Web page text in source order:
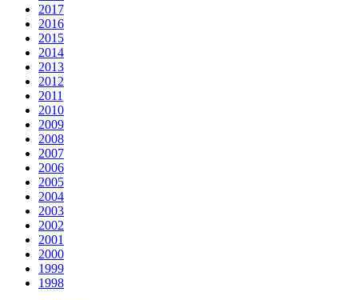
2017
2016
2015
2014
2013
2012
2011
2010
2009
2008
2007
2006
2005
2004
2003
2002
2001
2000
1999
1998